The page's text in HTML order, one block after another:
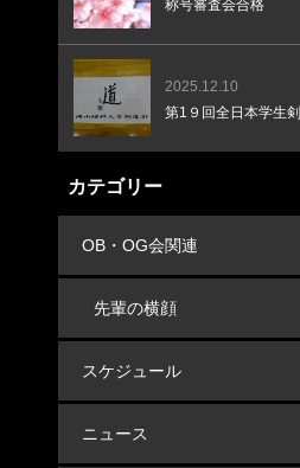
称号審査会合格
2025.12.10
第1９回全日本学生
カテゴリー
OB・OG会関連
先輩の横顔
スケジュール
ニュース